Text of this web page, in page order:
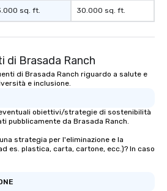
sq. ft. 30.000 sq. ft.
di Brasada Ranch
di Brasada Ranch riguardo a salute e
e inclusione.
obiettivi/strategie di sostenibilità
pubblicamente da Brasada Ranch.
strategia per l'eliminazione e la
es. plastica, carta, cartone, ecc.)? In caso